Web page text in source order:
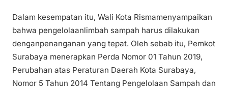
Dalam kesempatan itu, Wali Kota Rismamenyampaikan
bahwa pengelolaanlimbah sampah harus dilakukan
denganpenanganan yang tepat. Oleh sebab itu, Pemkot
Surabaya menerapkan Perda Nomor 01 Tahun 2019,
Perubahan atas Peraturan Daerah Kota Surabaya,
Nomor 5 Tahun 2014 Tentang Pengelolaan Sampah dan